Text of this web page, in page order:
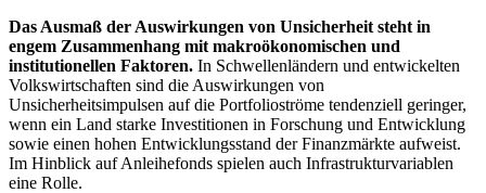
Das Ausmaß der Auswirkungen von Unsicherheit steht in
engem Zusammenhang mit makroökonomischen und
institutionellen Faktoren. In Schwellenländern und entwickelten
Volkswirtschaften sind die Auswirkungen von
Unsicherheitsimpulsen auf die Portfolioströme tendenziell geringer,
wenn ein Land starke Investitionen in Forschung und Entwicklung
sowie einen hohen Entwicklungsstand der Finanzmärkte aufweist.
Im Hinblick auf Anleihefonds spielen auch Infrastrukturvariablen
eine Rolle.